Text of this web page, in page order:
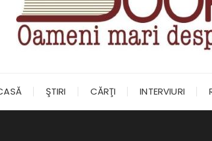
ŞTIRI CĂRŢI INTERVIURI